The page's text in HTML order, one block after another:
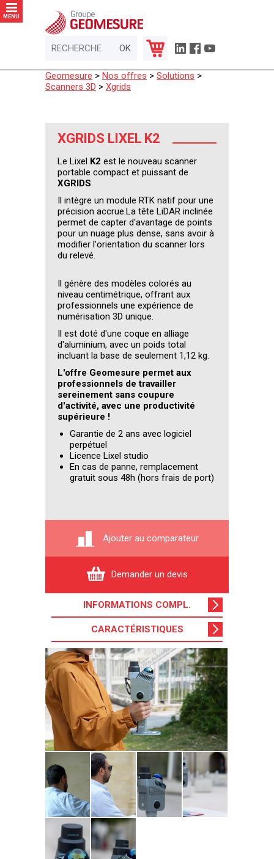
MENU
Geomesure > Nos offres > Solutions >
Scanners 3D > Xgrids
XGRIDS LIXEL K2
Le Lixel K2 est le nouveau scanner
portable compact et puissant de
XGRIDS.
Il intègre un module RTK natif pour une
précision accrue.La tête LiDAR inclinée
permet de capter d'avantage de points
pour un nuage plus dense, sans avoir à
modifier l'orientation du scanner lors
du relevé.
Il génère des modèles colorés au
niveau centimétrique, offrant aux
professionnels une expérience de
numérisation 3D unique.
Il est doté d'une coque en alliage
d'aluminium, avec un poids total
incluant la base de seulement 1,12 kg.
L'offre Geomesure permet aux
professionnels de travailler
sereinement sans coupure
d'activité, avec une productivité
supérieure !
Garantie de 2 ans avec logiciel
perpétuel
Licence Lixel studio
En cas de panne, remplacement
gratuit sous 48h (hors frais de port)
Ajouter au comparateur
Demander un devis
INFORMATIONS COMPL.
CARACTÉRISTIQUES
Panneau de gestion des cookies